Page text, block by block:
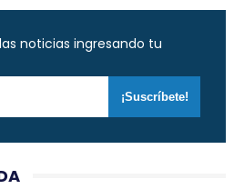
noticias ingresando tu